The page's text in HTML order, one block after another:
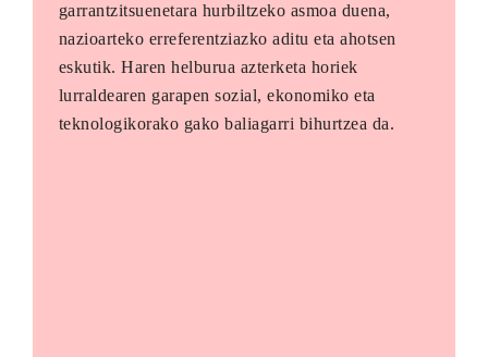
garrantzitsuenetara hurbiltzeko asmoa duena,
nazioarteko erreferentziazko aditu eta ahotsen
eskutik. Haren helburua azterketa horiek
lurraldearen garapen sozial, ekonomiko eta
teknologikorako gako baliagarri bihurtzea da.